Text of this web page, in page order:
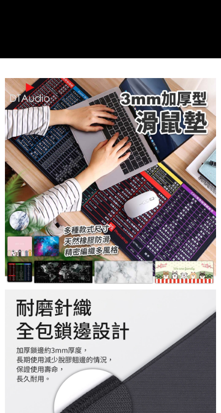
付款後7-11取貨
每筆NT$60，滿NT$598(含以上)免運費
宅配
每筆NT$60，滿NT$800(含以上)免運費
外島宅配
每筆NT$100